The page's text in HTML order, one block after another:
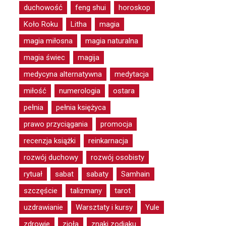
duchowość feng shui
horoskop
Koło Roku
Litha
magia
magia miłosna
magia naturalna
magia świec
magija
medycyna alternatywna
medytacja
miłość
numerologia
ostara
pełnia
pełnia księżyca
prawo przyciągania
promocja
recenzja książki
reinkarnacja
rozwój duchowy
rozwój osobisty
rytuał
sabat sabaty
Samhain
szczęście
talizmany
tarot
uzdrawianie
Warsztaty i kursy
Yule
zdrowie
zioła znaki zodiaku